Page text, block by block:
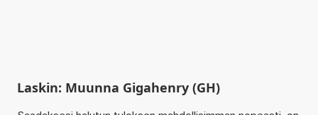
Laskin: Muunna Gigahenry (GH)